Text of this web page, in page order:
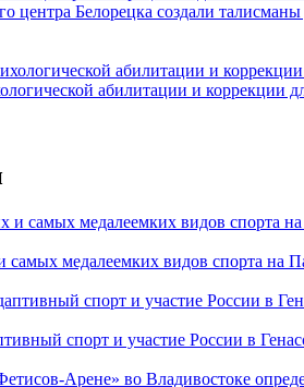
центра Белорецка создали
абилитации и коррекции
медалеемких видов спорта на
спорт и участие России в